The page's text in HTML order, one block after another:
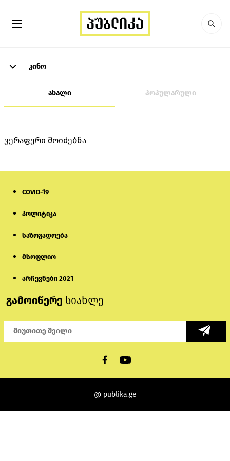
კინო
ახალი პოპულარული
ვერაფერი მოიძებნა
COVID-19
პოლიტიკა
საზოგადოება
მსოფლიო
არჩევნები 2021
გამოიწერე სიახლე
@ publika.ge